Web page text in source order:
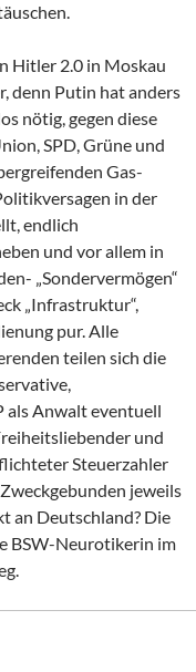
Hitler 2.0 in Moskau
denn Putin hat anders
nötig, gegen diese
SPD, Grüne und
Gas-
in der
endlich
und vor allem in
„Sondervermögen“
„Infrastruktur“,
pur. Alle
teilen sich die
als Anwalt eventuell
und
Steuerzahler
jeweils
an Deutschland? Die
BSW-Neurotikerin im